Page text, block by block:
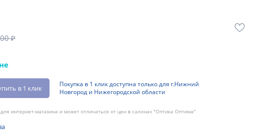
₽
в 1 клик
Покупка в 1 клик доступна только для г.Нижний
Новгород и Нижегородской области
интернет-магазина и может отличаться от цен в салонах "Оптика Оптима"